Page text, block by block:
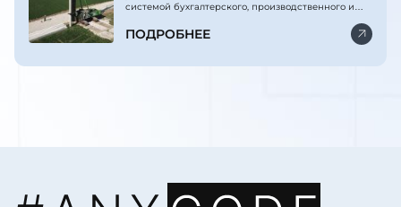
системой бухгалтерского, производственного и
ПОДРОБНЕЕ